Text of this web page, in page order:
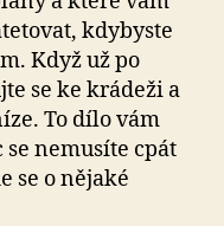
kdybyste
Když už po
se ke krádeži a
To dílo vám
nemusíte cpát
se o nějaké